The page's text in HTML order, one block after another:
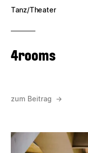
Tanz/Theater
4rooms
zum Beitrag →